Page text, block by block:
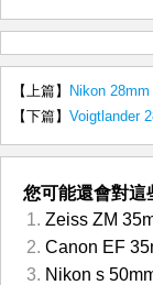
【上篇】
Nikon
【下篇】 Voigtlander
您可能還會對這
Zeiss ZM
Canon EF
Nikon s